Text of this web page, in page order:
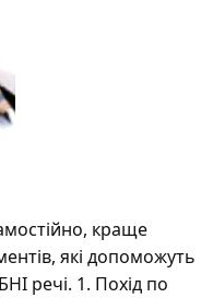
краще
які допоможуть
речі. 1. Похід по